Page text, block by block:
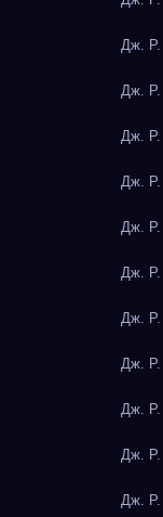
Дж. Р.
Дж. Р.
Дж. Р.
Дж. Р.
Дж. Р.
Дж. Р.
Дж. Р.
Дж. Р.
Дж. Р.
Дж. Р.
Дж. Р.